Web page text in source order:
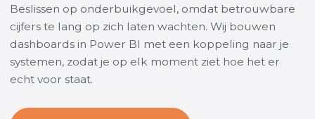
Beslissen op onderbuikgevoel, omdat betrouwbare
cijfers te lang op zich laten wachten. Wij bouwen
dashboards in Power BI met een koppeling naar je
systemen, zodat je op elk moment ziet hoe het er
echt voor staat.